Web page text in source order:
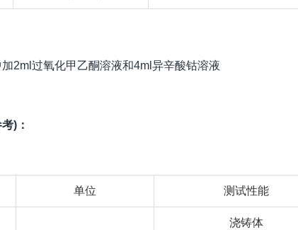
2ml过氧化甲乙酮溶液和4ml异辛酸钴溶液
)：
单位 测试性能
浇铸体